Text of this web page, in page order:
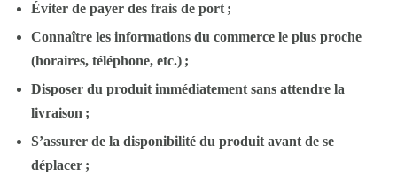
Éviter de payer des frais de port ;
Connaître les informations du commerce le plus proche
(horaires, téléphone, etc.) ;
Disposer du produit immédiatement sans attendre la
livraison ;
S’assurer de la disponibilité du produit avant de se
déplacer ;